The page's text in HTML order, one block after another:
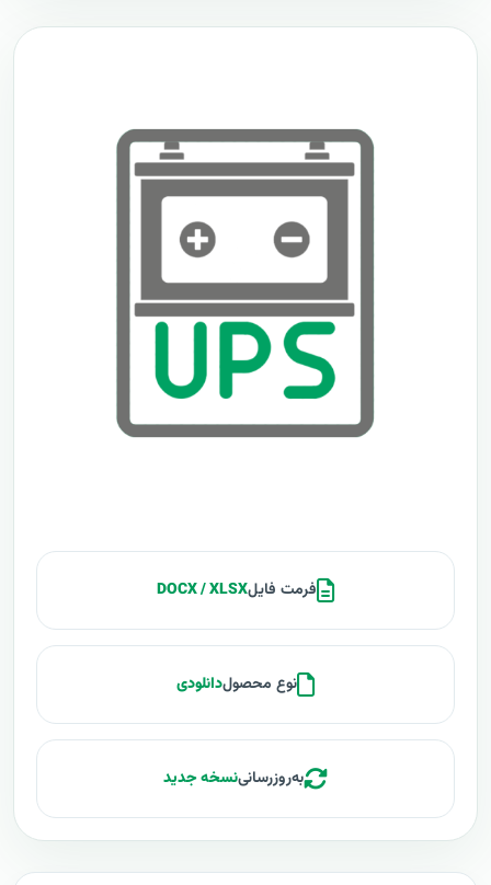
فرمت فایلDOCX / XLSX
نوع محصولدانلودی
به‌روزرسانینسخه جدید